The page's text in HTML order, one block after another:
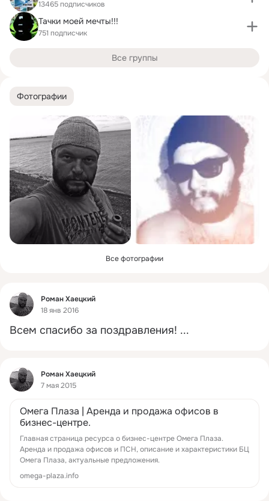
Фотографии
Все фотографии
Фид
Роман Хаецкий
18 янв 2016
Всем спасибо за поздравления! ...
Фид
Роман Хаецкий
7 мая 2015
Омега Плаза | Аренда и продажа офисов в
бизнес-центре.
Главная страница ресурса о бизнес-центре Омега Плаза.
Аренда и продажа офисов и ПСН, описание и характеристики БЦ
Омега Плаза, актуальные предложения.
omega-plaza.info
13465 подписчиков
Тачки моей мечты!!!
751 подписчик
Все группы